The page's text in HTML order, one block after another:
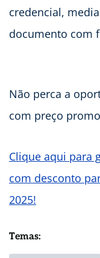
credencial,
documento com
Não perca a
com preço
Clique aqui para
com desconto
2025!
Temas: